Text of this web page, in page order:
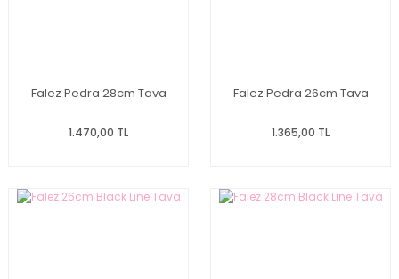
Falez Pedra 28cm Tava
1.470,00 TL
Falez Pedra 26cm Tava
1.365,00 TL